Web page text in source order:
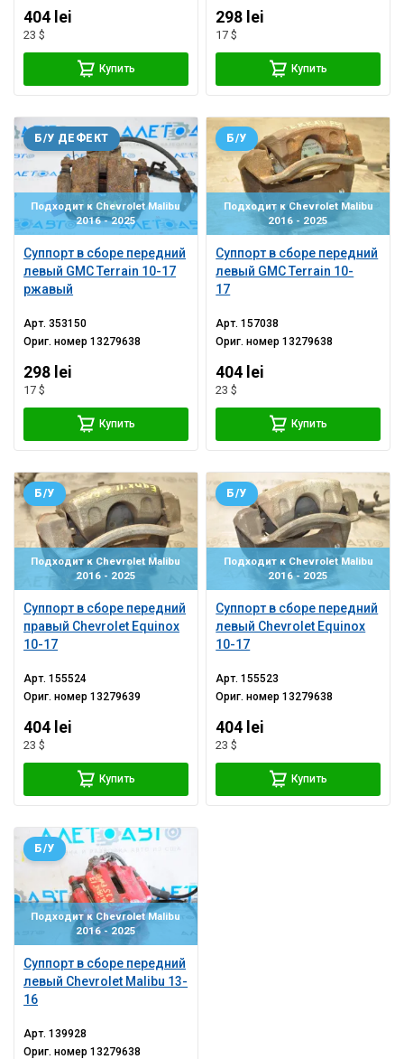
404 lei
23 $
Купить
298 lei
17 $
Купить
Подходит к Chevrolet Malibu
2016 - 2025
Суппорт в сборе передний
левый GMC Terrain 10-17
ржавый
Б/У ДЕФЕКТ
Арт.353150
Ориг. номер13279638
298 lei
17 $
Купить
Подходит к Chevrolet Malibu
2016 - 2025
Суппорт в сборе передний
левый GMC Terrain 10-
17
Б/У
Арт.157038
Ориг. номер13279638
404 lei
23 $
Купить
Подходит к Chevrolet Malibu
2016 - 2025
Суппорт в сборе передний
правый Chevrolet Equinox
10-17
Б/У
Арт.155524
Ориг. номер13279639
404 lei
23 $
Купить
Подходит к Chevrolet Malibu
2016 - 2025
Суппорт в сборе передний
левый Chevrolet Equinox
10-17
Б/У
Арт.155523
Ориг. номер13279638
404 lei
23 $
Купить
Подходит к Chevrolet Malibu
2016 - 2025
Суппорт в сборе передний
левый Chevrolet Malibu 13-
16
Б/У
Арт.139928
Ориг. номер13279638